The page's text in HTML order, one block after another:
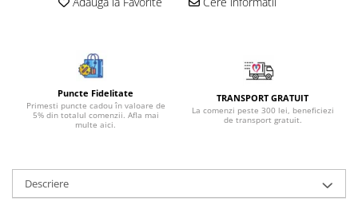
Bijuterii rodocrozit
Bijuterii rubin
Bijuterii safir
Bijuterii sidef si abalone
Bijuterii sodalit
Bijuterii spinel
Puncte Fidelitate
Primesti puncte cadou în valoare de
5% din totalul comenzii. Afla mai
multe aici.
TRANSPORT GRATUIT
La comenzi peste 300 lei, beneficiezi
de transport gratuit.
Descriere